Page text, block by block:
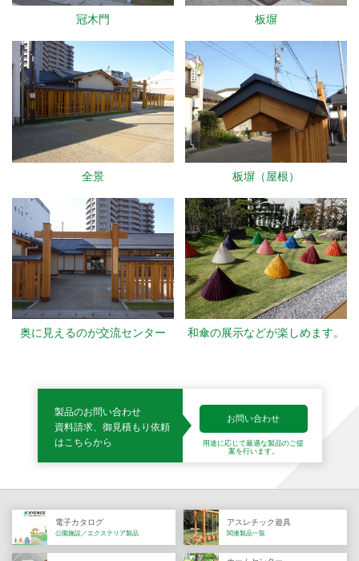
冠木門 板塀
全景 板塀（屋根）
奥に見えるのが交流センター 和傘の展示などが楽しめます。
製品のお問い合わせ
資料請求、御見積もり依頼
はこちらから
お問い合わせ
用途に応じて最適な製品のご提
案を行います。
電子カタログ
公園施設／エクステリア製品
アスレチック遊具
関連製品一覧